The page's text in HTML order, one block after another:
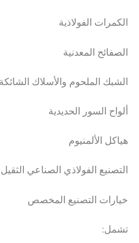
الكمرات الفولاذية
الصفائح المعدنية
الشبك الملحوم والأسلاك الشائكة
ألواح السور الحديدية
هياكل الألمنيوم
التصنيع الفولاذي الصناعي الثقيل
خيارات التصنيع المخصص
تشمل: